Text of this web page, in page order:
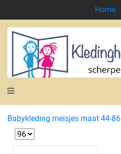
Home
Babykleding meisjes maat 44-86